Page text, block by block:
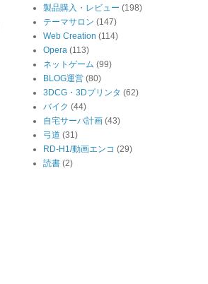
製品購入・レビュー (198)
テーマサロン (147)
Web Creation (114)
Opera (113)
ネットゲーム (99)
BLOG運営 (80)
3DCG・3Dプリンタ (62)
バイク (44)
自宅サーバ計画 (43)
弓道 (31)
RD-H1/動画エンコ (29)
読書 (2)